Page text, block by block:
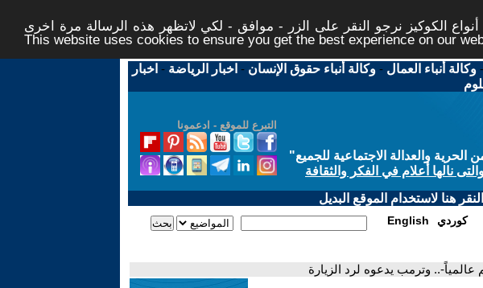
الكوكيز نرجو النقر على الزر - موافق - لكي لاتظهر هذه الرسالة مرة اخرى -
This website uses cookies to ensure you get the best experience on our
-وكالة أنباء العمال -وكالة أنباء حقوق الإنسان - اخبار الرياضة - اخبار
التبرع للموقع - ادعمونا
والعدالة الاجتماعية للجميع"
نالها أعلام في الفكر والثقافة
هنا لاستخدام الموقع البديل
English كوردي
.. وترمب يدعوه لرد الزيارة